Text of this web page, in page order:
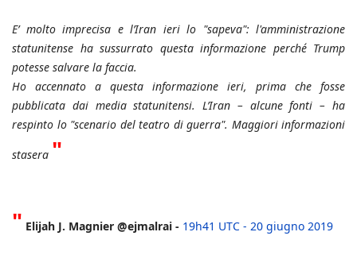
E’ molto imprecisa e l’Iran ieri lo "sapeva": l'amministrazione
statunitense ha sussurrato questa informazione perché Trump
potesse salvare la faccia.
Ho accennato a questa informazione ieri, prima che fosse
pubblicata dai media statunitensi. L’Iran – alcune fonti – ha
respinto lo "scenario del teatro di guerra". Maggiori informazioni
stasera "
" Elijah J. Magnier @ejmalrai - 19h41 UTC - 20 giugno 2019